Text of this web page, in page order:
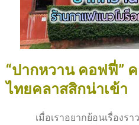
“ปากหวาน คอฟฟี่”
ไทยคลาสสิกน่าเข้า
เมื่อเราอยากย้อนเรื่องรา